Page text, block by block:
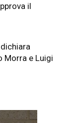
il
Morra e Luigi